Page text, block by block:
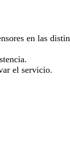
en las
el servicio.